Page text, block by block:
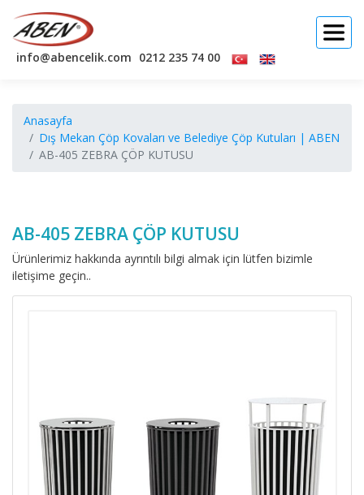
info@abencelik.com 0212 235 74 00
Anasayfa
Dış Mekan Çöp Kovaları ve Belediye Çöp Kutuları | ABEN
AB-405 ZEBRA ÇÖP KUTUSU
AB-405 ZEBRA ÇÖP KUTUSU
Ürünlerimiz hakkında ayrıntılı bilgi almak için lütfen bizimle
iletişime geçin..